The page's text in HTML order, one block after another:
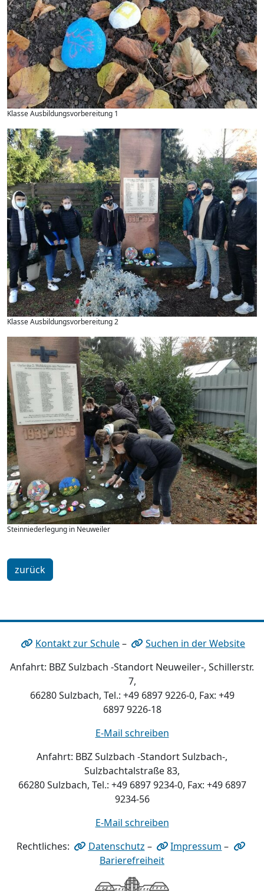
Klasse Ausbildungsvorbereitung 1
Klasse Ausbildungsvorbereitung 2
Steinniederlegung in Neuweiler
zurück
Kontakt zur Schule–
Suchen in der Website
Anfahrt: BBZ Sulzbach -Standort Neuweiler-, Schillerstr.
7,
66280 Sulzbach, Tel.: +49 6897 9226-0, Fax: +49
6897 9226-18
E-Mail schreiben
Anfahrt: BBZ Sulzbach -Standort Sulzbach-,
Sulzbachtalstraße 83,
66280 Sulzbach, Tel.: +49 6897 9234-0, Fax: +49 6897
9234-56
E-Mail schreiben
Rechtliches:
Datenschutz – Impressum –
Barierefreiheit